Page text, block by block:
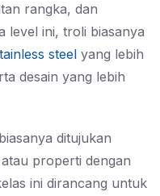
rangka, dan
level ini, troli biasanya
steel yang lebih
desain yang lebih
biasanya ditujukan
properti dengan
ini dirancang untuk